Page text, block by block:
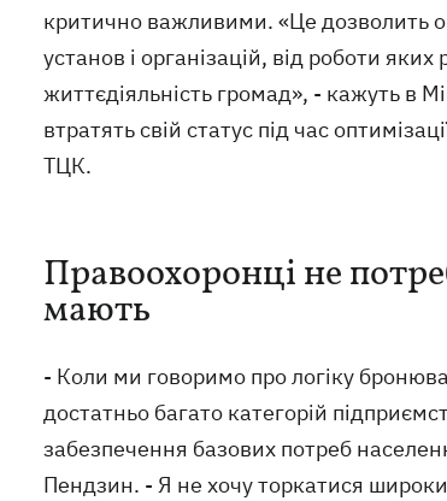
критично важливими. «Це дозволить
установ і організацій, від роботи
життєдіяльність громад», - кажуть в
втратять свій статус під час
ТЦК.
Правоохоронці не
мають
- Коли ми говоримо про логіку
достатньо багато категорій
забезпечення базових потреб
Пендзин. - Я не хочу торкатися